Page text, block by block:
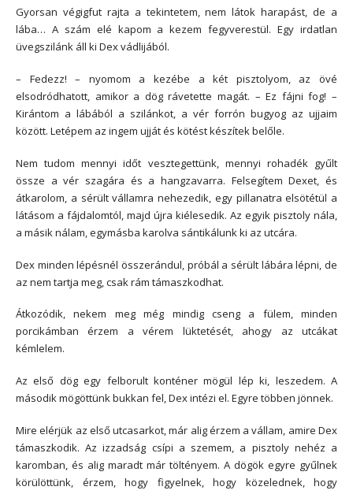
Gyorsan végigfut rajta a tekintetem, nem látok harapást, de a
lába… A szám elé kapom a kezem fegyverestül. Egy irdatlan
üvegszilánk áll ki Dex vádlijából.
– Fedezz! – nyomom a kezébe a két pisztolyom, az övé
elsodródhatott, amikor a dög rávetette magát. – Ez fájni fog! –
Kirántom a lábából a szilánkot, a vér forrón bugyog az ujjaim
között. Letépem az ingem ujját és kötést készítek belőle.
Nem tudom mennyi időt vesztegettünk, mennyi rohadék gyűlt
össze a vér szagára és a hangzavarra. Felsegítem Dexet, és
átkarolom, a sérült vállamra nehezedik, egy pillanatra elsötétül a
látásom a fájdalomtól, majd újra kiélesedik. Az egyik pisztoly nála,
a másik nálam, egymásba karolva sántikálunk ki az utcára.
Dex minden lépésnél összerándul, próbál a sérült lábára lépni, de
az nem tartja meg, csak rám támaszkodhat.
Átkozódik, nekem meg még mindig cseng a fülem, minden
porcikámban érzem a vérem lüktetését, ahogy az utcákat
kémlelem.
Az első dög egy felborult konténer mögül lép ki, leszedem. A
második mögöttünk bukkan fel, Dex intézi el. Egyre többen jönnek.
Mire elérjük az első utcasarkot, már alig érzem a vállam, amire Dex
támaszkodik. Az izzadság csípi a szemem, a pisztoly nehéz a
karomban, és alig maradt már töltényem. A dögök egyre gyűlnek
körülöttünk, érzem, hogy figyelnek, hogy közelednek, hogy